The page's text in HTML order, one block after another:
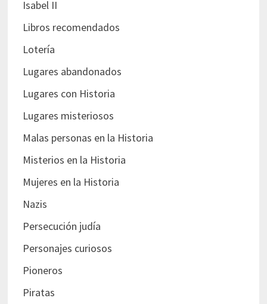
Isabel II
Libros recomendados
Lotería
Lugares abandonados
Lugares con Historia
Lugares misteriosos
Malas personas en la Historia
Misterios en la Historia
Mujeres en la Historia
Nazis
Persecución judía
Personajes curiosos
Pioneros
Piratas